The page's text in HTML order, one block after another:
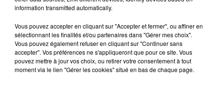
Un homme s'est immolé par le feu après avoir
aspergé sa compagne et leur bébé de trois mois
d'un liquide inflammable.
information transmitted automatically.
Vous pouvez accepter en cliquant sur "Accepter et fermer", ou affiner en
sélectionnant les finalités et/ou partenaires dans "Gérer mes choix".
Vous pouvez également refuser en cliquant sur "Continuer sans
accepter". Vos préférences ne s'appliqueront que pour ce site. Vous
pouvez mettre à jour vos choix, ou retirer votre consentement à tout
moment via le lien "Gérer les cookies" situé en bas de chaque page.